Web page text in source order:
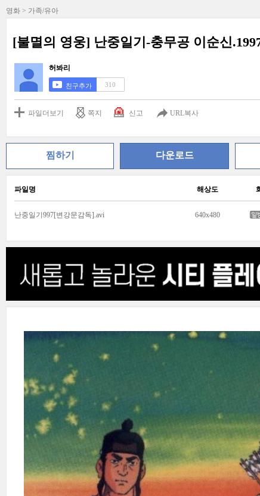
영화 > 가족/유아
[불멸의 영웅] 난중일기-충무공 이순신
허봐리
친구추가 310
파일더보기 쪽지 신고 URL복사
찜하기 다운로드
파일명 해상도
난중일기997[변강문감독].avi 640x480